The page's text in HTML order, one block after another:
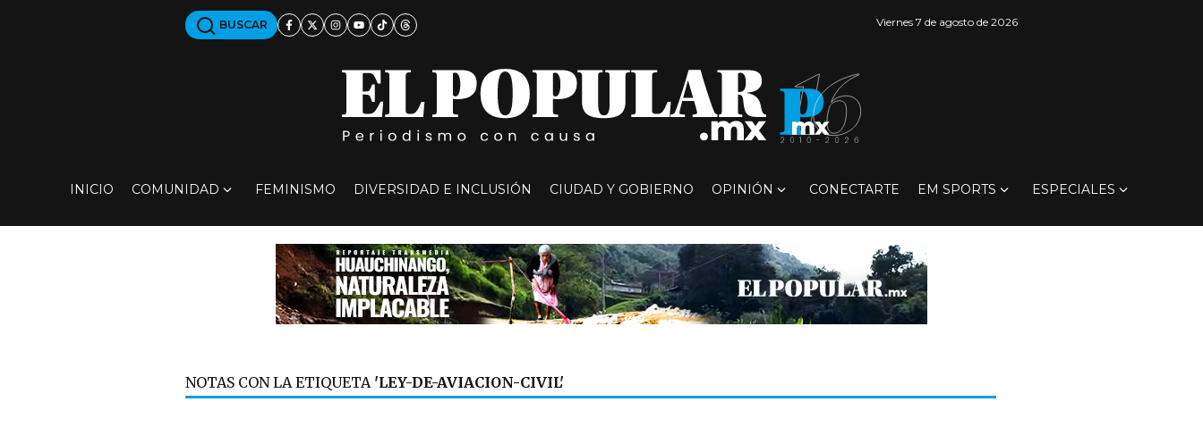
BUSCAR Viernes 7 de agosto de 2026
INICIO COMUNIDAD FEMINISMO DIVERSIDAD E INCLUSIÓN CIUDAD Y GOBIERNO OPINIÓN CONECTARTE EM SPORTS ESPECIALES
NOTAS CON LA ETIQUETA 'LEY-DE-AVIACION-CIVIL'